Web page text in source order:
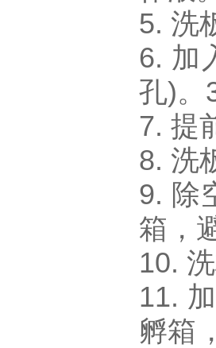
5. 洗
6. 加
孔)。
7. 提
8. 洗
9. 除
箱，
10.
11.
孵箱